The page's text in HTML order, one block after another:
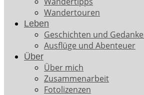
Wandertouren
Leben
Geschichten und
Ausflüge und Abenteuer
Über
Über mich
Zusammenarbeit
Fotolizenzen